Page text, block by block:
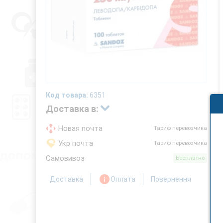
Код товара: 6351
Доставка в:
Новая почта Тариф перевозчика
Укр почта Тариф перевозчика
Самовивоз Бесплатно
Доставка Оплата Повернення